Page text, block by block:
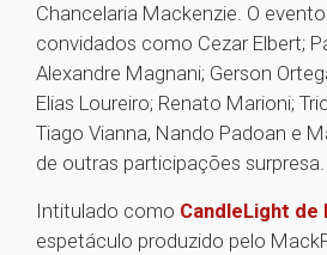
Chancelaria Mackenzie. O
convidados como Cezar Elbert;
Alexandre Magnani; Gerson
Elias Loureiro; Renato Marioni;
Tiago Vianna, Nando Padoan e
de outras participações surpresa.
Intitulado como CandleLight de
espetáculo produzido pelo